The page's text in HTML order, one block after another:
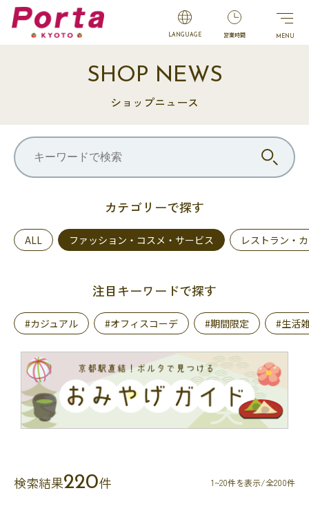
LANGUAGE 営業時間
SHOP NEWS
ショップニュース
カテゴリーで探す
ALL ファッション・コスメ・サービス レストラン・
注目キーワードで探す
#カジュアル #オフィスコーデ #期間限定 #生活
検索結果220件 1~20件を表示/全200件